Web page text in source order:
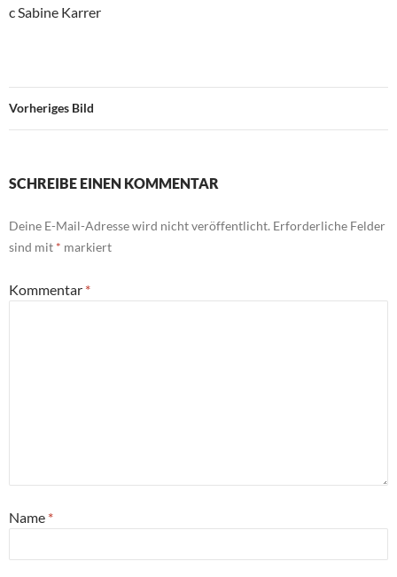
c Sabine Karrer
Vorheriges Bild
SCHREIBE EINEN KOMMENTAR
Deine E-Mail-Adresse wird nicht veröffentlicht. Erforderliche Felder
sind mit * markiert
Kommentar *
Name *